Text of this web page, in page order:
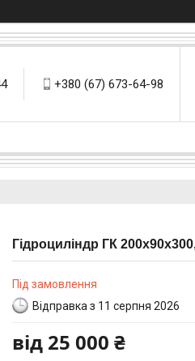
+380 (67) 673-64-98
Гідроциліндр ГК
Під замовлення
Відправка з 11 серпня 2026
від 25 000 ₴